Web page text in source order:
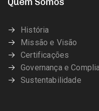
História
Missão e Visão
Certificações
Governança e
Sustentabilidade